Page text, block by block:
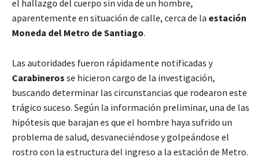
el hallazgo del cuerpo sin vida de un hombre,
aparentemente en situación de calle, cerca de la estación
Moneda del Metro de Santiago.
Las autoridades fueron rápidamente notificadas y
Carabineros se hicieron cargo de la investigación,
buscando determinar las circunstancias que rodearon este
trágico suceso. Según la información preliminar, una de las
hipótesis que barajan es que el hombre haya sufrido un
problema de salud, desvaneciéndose y golpeándose el
rostro con la estructura del ingreso a la estación de Metro.